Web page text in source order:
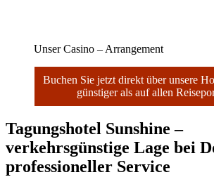
Unser Casino – Arrangement
Buchen Sie jetzt direkt über unsere
günstiger als auf allen
Tagungshotel Sunshine –
verkehrsgünstige Lage bei
professioneller Service